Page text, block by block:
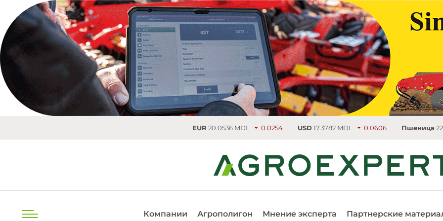
0.0254 USD17.3782 MDL 0.0606 Пшеница220.5 €/т 5.25
Компании Агрополигон Мнение эксперта Партнерские